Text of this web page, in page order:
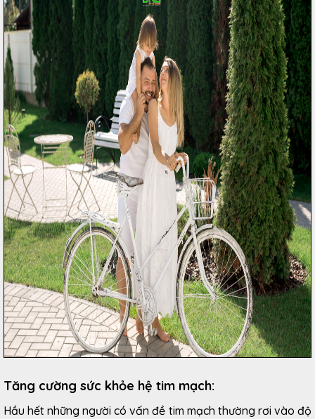
Tăng cường sức khỏe hệ tim mạch:
Hầu hết những người có vấn đề tim mạch thường rơi vào độ